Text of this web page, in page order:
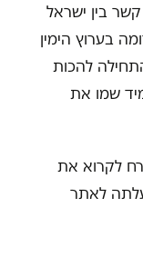
קשר בין ישראל
בערוץ הימין
להכות
שמו את
לקרוא את
לאתר